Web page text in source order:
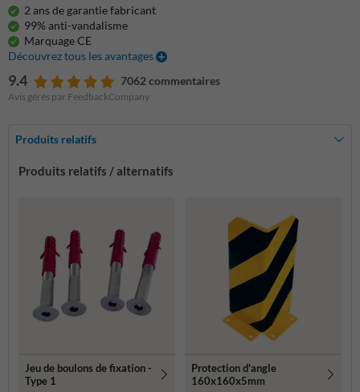
2 ans de garantie fabricant
99% anti-vandalisme
Marquage CE
Découvrez tous les avantages
9.4 7062 commentaires
Avis gérés par FeedbackCompany
Produits relatifs
Produits relatifs / alternatifs
Jeu de boulons de fixation -
Type 1
Protection d'angle
160x160x5mm